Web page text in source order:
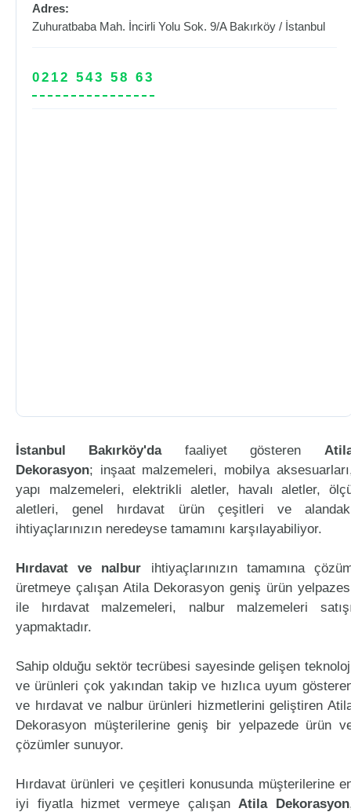
Adres:
Zuhuratbaba Mah. İncirli Yolu Sok. 9/A Bakırköy / İstanbul
0212 543 58 63
İstanbul Bakırköy'dafaaliyet gösteren
Dekorasyon; inşaat malzemeleri, mobilya
yapı malzemeleri, elektrikli aletler, havalı aletler,
aletleri, genel hırdavat ürün çeşitleri ve
ihtiyaçlarınızın neredeyse tamamını karşılayabiliyor.
Hırdavat ve nalbur ihtiyaçlarınızın tamamına
üretmeye çalışan Atila Dekorasyon geniş ürün
ile hırdavat malzemeleri, nalbur malzemeleri
yapmaktadır.
Sahip olduğu sektör tecrübesi sayesinde gelişen
ve ürünleri çok yakından takip ve hızlıca uyum
ve hırdavat ve nalbur ürünleri hizmetlerini geliştiren
Dekorasyon müşterilerine geniş bir yelpazede ürün
çözümler sunuyor.
Hırdavat ürünleri ve çeşitleri konusunda müşterilerine
iyi fiyatla hizmet vermeye çalışanAtila Dekorasyon